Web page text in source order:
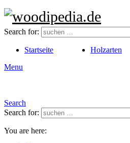
Search for:
Startseite Holzarten
Menu
Search
Search for:
You are here: